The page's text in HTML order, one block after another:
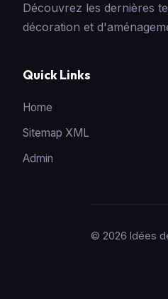
Découvrez les dernières
décoration et
Quick Links
Home
Sitemap XML
Admin
© 2026 Idées